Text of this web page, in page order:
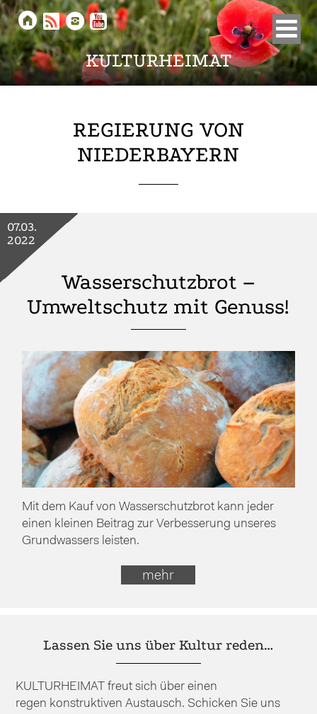
KULTURHEIMAT
    
REGIERUNG VON
NIEDERBAYERN
Wasserschutzbrot –
Umweltschutz mit Genuss!
07.03.
2022
Mit dem Kauf von Wasserschutzbrot kann jeder
einen kleinen Beitrag zur Verbesserung unseres
Grundwassers leisten.
mehr
Lassen Sie uns über Kultur reden…
KULTURHEIMAT freut sich über einen
regen konstruktiven Austausch. Schicken Sie uns